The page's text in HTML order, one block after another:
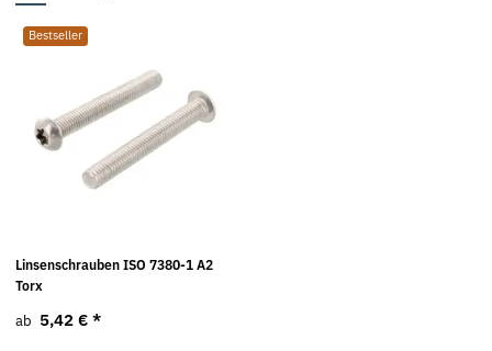
Bestseller
Linsenschrauben ISO 7380-1 A2
Torx
ab 5,42 € *